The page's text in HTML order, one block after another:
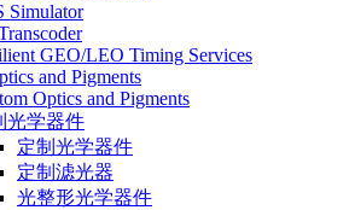
Simulator
GEO/LEO Timing Services
and Pigments
Optics and Pigments
光学器件
定制光学器件
定制滤光器
光整形光学器件